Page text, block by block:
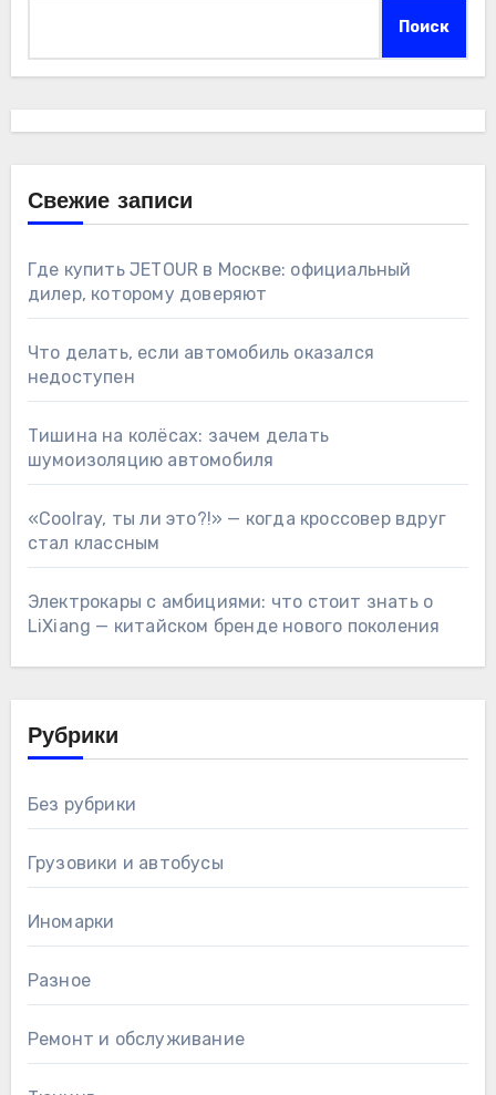
Поиск
Свежие записи
Где купить JETOUR в Москве: официальный
дилер, которому доверяют
Что делать, если автомобиль оказался
недоступен
Тишина на колёсах: зачем делать
шумоизоляцию автомобиля
«Coolray, ты ли это?!» — когда кроссовер вдруг
стал классным
Электрокары с амбициями: что стоит знать о
LiXiang — китайском бренде нового поколения
Рубрики
Без рубрики
Грузовики и автобусы
Иномарки
Разное
Ремонт и обслуживание